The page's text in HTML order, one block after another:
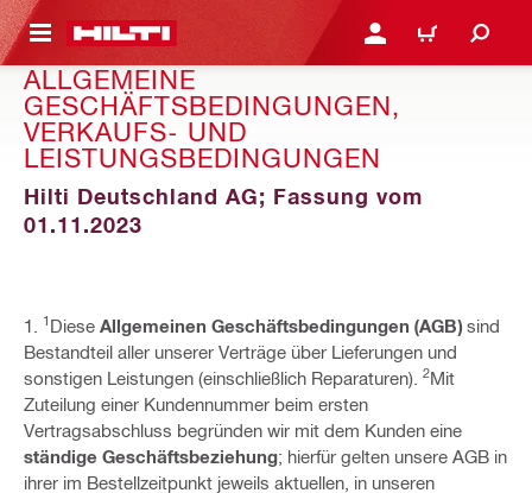
ANMELDEN ODER
WARENKORB
ALLGEMEINE
GESCHÄFTSBEDINGUNGEN,
VERKAUFS- UND
LEISTUNGSBEDINGUNGEN
Hilti Deutschland AG; Fassung vom
01.11.2023
1. 1 Diese Allgemeinen Geschäftsbedingungen (AGB) sind
Bestandteil aller unserer Verträge über Lieferungen und
sonstigen Leistungen (einschließlich Reparaturen).
2Mit
Zuteilung einer Kundennummer beim ersten
Vertragsabschluss begründen wir mit dem Kunden eine
ständige Geschäftsbeziehung; hierfür gelten unsere AGB in
ihrer im Bestellzeitpunkt jeweils aktuellen, in unseren